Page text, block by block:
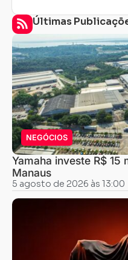
Últimas
NEGÓCIOS
Yamaha investe R$
Manaus
5 agosto de 2026 às 13:00